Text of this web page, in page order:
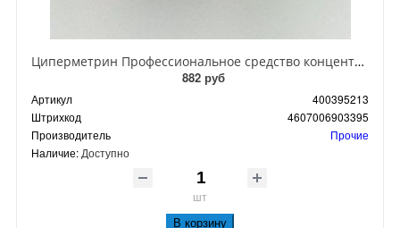
Циперметрин Профессиональное средство концентрат эмульсии 25% для уничтожения тараканов, мух,комаров, блох, клопов, муравьев, ос 50 мл
882 руб
Артикул
400395213
Штрихкод
4607006903395
Производитель
Прочие
Наличие: Доступно
шт
В корзину